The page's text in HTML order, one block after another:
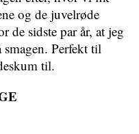
og de juvelrøde
de sidste par år, at jeg
Perfekt til
til.